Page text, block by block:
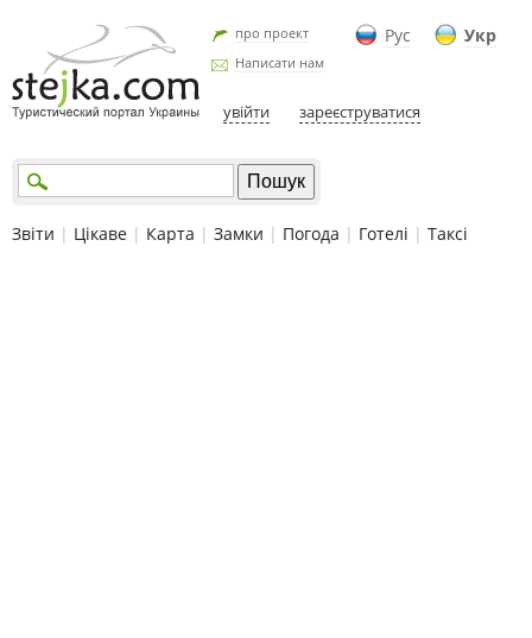
Рус Укр
про проект
Написати нам
увійти зареєструватися
Звіти | Цікаве | Карта | Замки | Погода | Готелі | Таксі